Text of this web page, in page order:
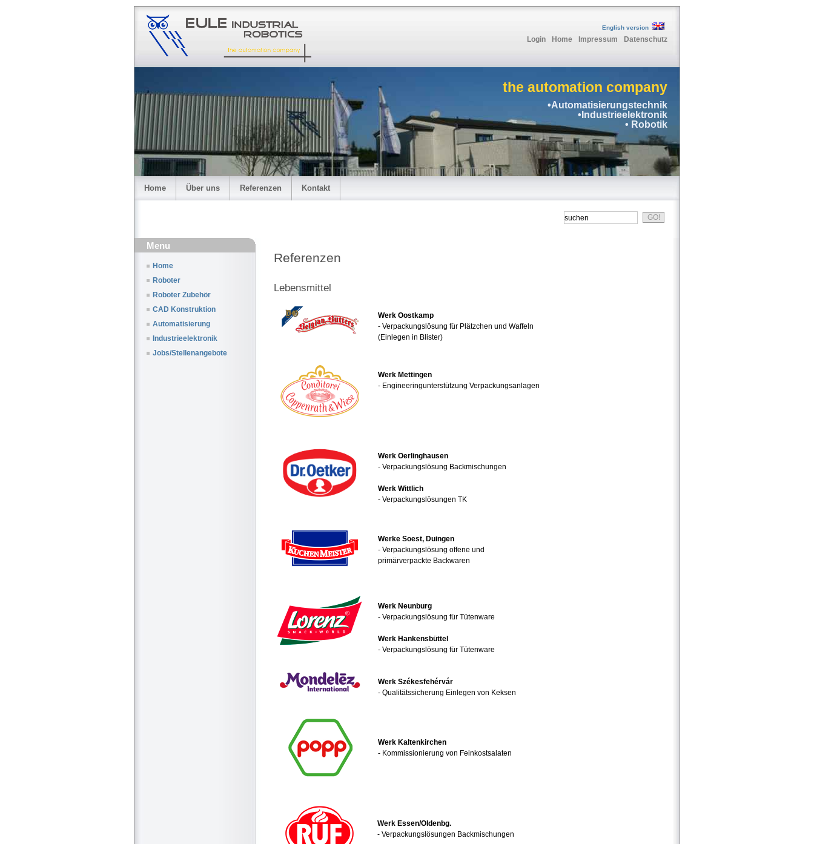
English version
Login Home Impressum Datenschutz
the automation company
•Automatisierungstechnik
•Industrieelektronik
• Robotik
Home Über uns Referenzen Kontakt
Menu
Home
Roboter
Roboter Zubehör
CAD Konstruktion
Automatisierung
Industrieelektronik
Jobs/Stellenangebote
Referenzen
Lebensmittel
Werk Oostkamp
- Verpackungslösung für Plätzchen und Waffeln
(Einlegen in Blister)
Werk Mettingen
- Engineeringunterstützung Verpackungsanlagen
Werk Oerlinghausen
- Verpackungslösung Backmischungen
Werk Wittlich
- Verpackungslösungen TK
Werke Soest, Duingen
- Verpackungslösung offene und
primärverpackte Backwaren
Werk Neunburg
- Verpackungslösung für Tütenware
Werk Hankensbüttel
- Verpackungslösung für Tütenware
Werk Székesfehérvár
- Qualitätssicherung Einlegen von Keksen
Werk Kaltenkirchen
- Kommissionierung von Feinkostsalaten
Werk Essen/Oldenbg.
- Verpackungslösungen Backmischungen